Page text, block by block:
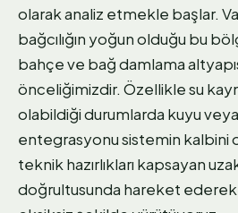
olarak analiz etmekle başlar.
bağcılığın yoğun olduğu bu
bahçe ve bağ damlama
önceliğimizdir. Özellikle su
olabildiği durumlarda kuyu
entegrasyonu sistemin kalbini
teknik hazırlıkları kapsayan
doğrultusunda hareket